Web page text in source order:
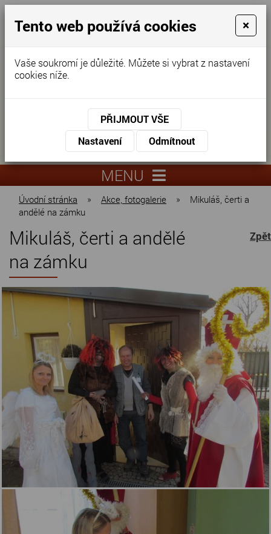
prohlídka
KONTAKTUJTE NÁS
KONTAKTUJTE NÁS
551
lysa.cz
MENU
Úvodní stránka » Akce, fotogalerie »
Mikuláš, čerti a
andělé na zámku
Mikuláš, čerti a andělé
na zámku
Zpět
Tento web používá cookies ×
Vaše soukromí je důležité. Můžete si vybrat z nastavení
cookies níže.
PŘIJMOUT VŠE
Nastavení
Odmítnout